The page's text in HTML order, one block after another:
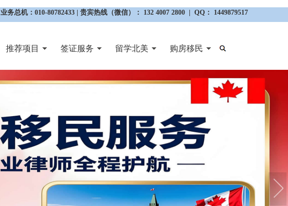
业务总机：010-80782433 | 贵宾热线（微信）： 132 4007 2800 | QQ： 1449879517
推荐项目 签证服务 留学北美 购房移民